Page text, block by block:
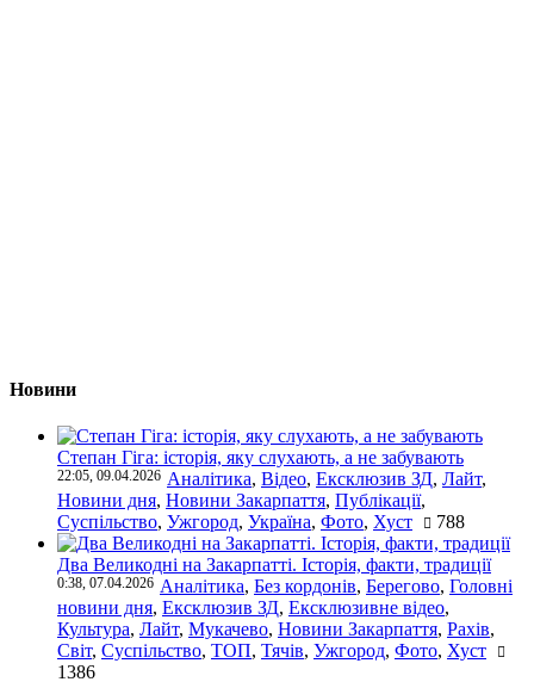
Новини
Степан Гіга: історія, яку слухають, а не забувають
22:05, 09.04.2026 Аналітика, Відео, Ексклюзив ЗД, Лайт,
Новини дня, Новини Закарпаття, Публікації,
Суспільство, Ужгород, Україна, Фото, Хуст 788
Два Великодні на Закарпатті. Історія, факти, традиції
0:38, 07.04.2026 Аналітика, Без кордонів, Берегово, Головні
новини дня, Ексклюзив ЗД, Ексклюзивне відео,
Культура, Лайт, Мукачево, Новини Закарпаття, Рахів,
Світ, Суспільство, ТОП, Тячів, Ужгород, Фото, Хуст
1386